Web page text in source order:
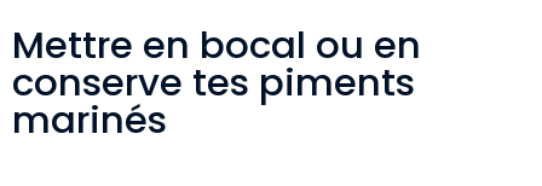
Mettre en bocal ou en
conserve tes piments
marinés